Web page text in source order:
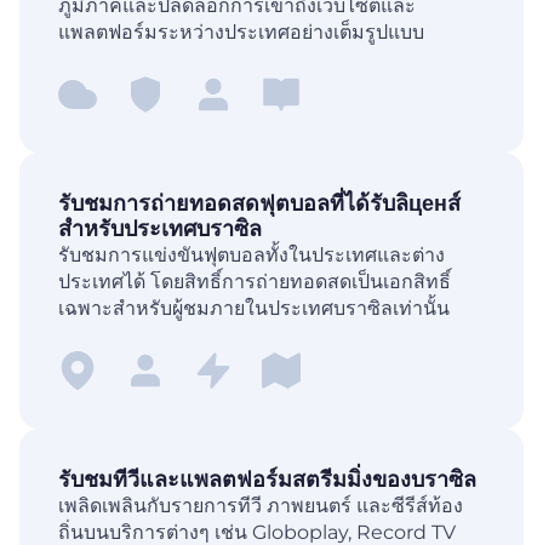
ภูมิภาคและปลดล็อกการเข้าถึงเว็บไซต์และ
แพลตฟอร์มระหว่างประเทศอย่างเต็มรูปแบบ
รับชมการถ่ายทอดสดฟุตบอลที่ได้รับลิценส์
สำหรับประเทศบราซิล
รับชมการแข่งขันฟุตบอลทั้งในประเทศและต่าง
ประเทศได้ โดยสิทธิ์การถ่ายทอดสดเป็นเอกสิทธิ์
เฉพาะสำหรับผู้ชมภายในประเทศบราซิลเท่านั้น
รับชมทีวีและแพลตฟอร์มสตรีมมิ่งของบราซิล
เพลิดเพลินกับรายการทีวี ภาพยนตร์ และซีรีส์ท้อง
ถิ่นบนบริการต่างๆ เช่น Globoplay, Record TV